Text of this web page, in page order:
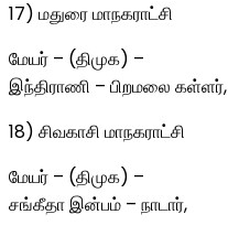
17) மதுரை மாநகராட்சி
மேயர் – (திமுக) –
இந்திராணி – பிறமலை கள்ளர்,
18) சிவகாசி மாநகராட்சி
மேயர் – (திமுக) –
சங்கீதா இன்பம் – நாடார்,